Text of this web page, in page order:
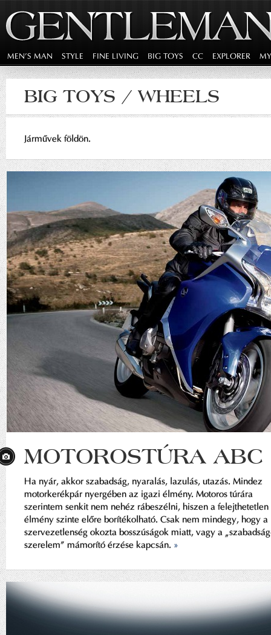
MEN'S MAN STYLE FINE LIVING BIG TOYS CC EXPLORER
BIG TOYS / WHEELS
Járművek földön.
MOTOROSTÚRA ABC
Ha nyár, akkor szabadság, nyaralás, lazulás, utazás. Mindez
motorkerékpár nyergében az igazi élmény. Motoros túrára
szerintem senkit nem nehéz rábeszélni, hiszen a felejthetetlen
élmény szinte előre borítékolható. Csak nem mindegy, hogy a
szervezetlenség okozta bosszúságok miatt, vagy a
szerelem” mámorító érzése kapcsán. »